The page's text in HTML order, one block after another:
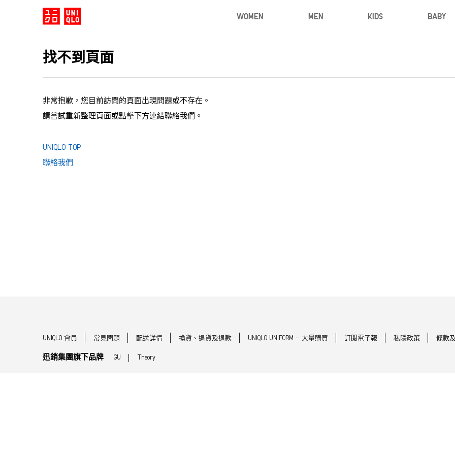
WOMEN MEN KIDS BABY
找不到頁面
非常抱歉，您目前訪問的頁面出現問題或不存在。
請嘗試重新整理頁面或點擊下方連結聯絡我們。
UNIQLO TOP
聯絡我們
UNIQLO 會員 常見問題 配送詳情 換貨、退貨及退款 UNIQLO UNIFORM - 大量購買 訂閱電子報 私隱政策 條款
迅銷集團旗下品牌 GU Theory